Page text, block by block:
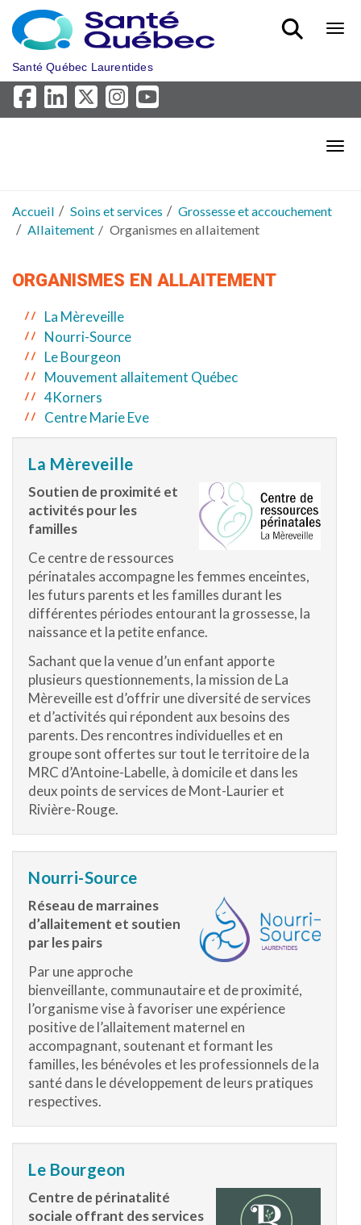
Aller au menu principal
Santé Québec Laurentides
Accueil Soins et services
Grossesse et accouchement
Allaitement
Organismes en allaitement
ORGANISMES EN ALLAITEMENT
La Mèreveille
Nourri-Source
Le Bourgeon
Mouvement allaitement Québec
4Korners
Centre Marie Eve
La Mèreveille
Soutien de proximité et
activités pour les
familles
Ce centre de ressources
périnatales accompagne les femmes enceintes,
les futurs parents et les familles durant les
différentes périodes entourant la grossesse, la
naissance et la petite enfance.
Sachant que la venue d’un enfant apporte
plusieurs questionnements, la mission de La
Mèreveille est d’offrir une diversité de services
et d’activités qui répondent aux besoins des
parents. Des rencontres individuelles et en
groupe sont offertes sur tout le territoire de la
MRC d’Antoine-Labelle, à domicile et dans les
deux points de services de Mont-Laurier et
Rivière-Rouge.
Nourri-Source
Réseau de marraines
d’allaitement et soutien
par les pairs
Par une approche
bienveillante, communautaire et de proximité,
l’organisme vise à favoriser une expérience
positive de l’allaitement maternel en
accompagnant, soutenant et formant les
familles, les bénévoles et les professionnels de la
santé dans le développement de leurs pratiques
respectives.
Le Bourgeon
Centre de périnatalité
sociale offrant des services